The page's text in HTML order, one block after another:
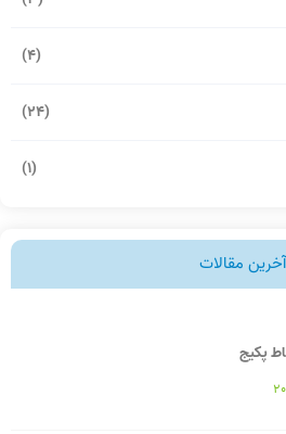
(4)
(24)
(1)
آخرین مقالات
پکیج